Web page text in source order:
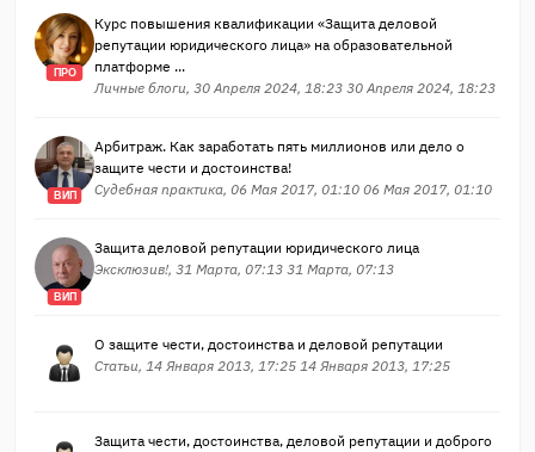
ПРО
Курс повышения квалификации «Защита деловой
репутации юридического лица» на образовательной
платформе ...
Личные блоги, 30 Апреля 2024, 18:23 30 Апреля 2024, 18:23
ВИП
Арбитраж. Как заработать пять миллионов или дело о
защите чести и достоинства!
Судебная практика, 06 Мая 2017, 01:10 06 Мая 2017, 01:10
ВИП
Защита деловой репутации юридического лица
Эксклюзив!, 31 Марта, 07:13 31 Марта, 07:13
О защите чести, достоинства и деловой репутации
Статьи, 14 Января 2013, 17:25 14 Января 2013, 17:25
Защита чести, достоинства, деловой репутации и доброго